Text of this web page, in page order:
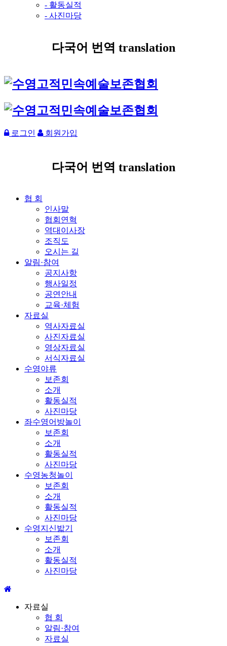
- 활동실적
- 사진마당
다국어 번역 translation
로그인 회원가입
다국어 번역 translation
협 회
인사말
협회연혁
역대이사장
조직도
오시는 길
알림·참여
공지사항
행사일정
공연안내
교육·체험
자료실
역사자료실
사진자료실
영상자료실
서식자료실
수영야류
보존회
소개
활동실적
사진마당
좌수영어방놀이
보존회
소개
활동실적
사진마당
수영농청놀이
보존회
소개
활동실적
사진마당
수영지신밟기
보존회
소개
활동실적
사진마당
자료실
협 회
알림·참여
자료실